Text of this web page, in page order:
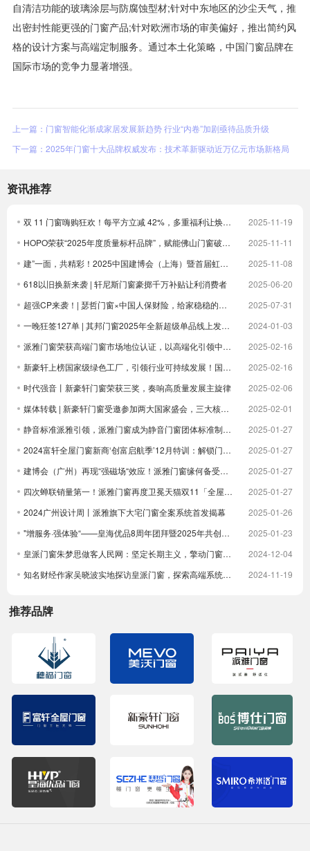
自清洁功能的玻璃涂层与防腐蚀型材;针对中东地区的沙尘天气，推
出密封性能更强的门窗产品;针对欧洲市场的审美偏好，推出简约风
格的设计方案与高端定制服务。通过本土化策略，中国门窗品牌在
国际市场的竞争力显著增强。
上一篇：门窗智能化渐成家居发展新趋势 行业“内卷”加剧亟待品质升级
下一篇：2025年门窗十大品牌权威发布：技术革新驱动近万亿元市场新格局
资讯推荐
双 11 门窗嗨购狂欢！每平方立减 42%，多重福利让焕新更划算！
2025-11-19
HOPO荣获“2025年度质量标杆品牌”，赋能佛山门窗破卷立新
2025-11-11
建”一面，共精彩！2025中国建博会（上海）暨首届虹桥设计周顺利收官！
2025-11-08
618以旧换新来袭 | 轩尼斯门窗豪掷千万补贴让利消费者
2025-06-20
超强CP来袭！| 瑟哲门窗×中国人保财险，给家稳稳的安全感
2025-07-31
一晚狂签127单 | 其邦门窗2025年全新超级单品线上发布圆满成功
2024-01-03
派雅门窗荣获高端门窗市场地位认证，以高端化引领中国门窗新未来| 倒计时
2025-02-16
新豪轩上榜国家级绿色工厂，引领行业可持续发展！国家级荣誉 1！
2025-02-16
时代强音丨新豪轩门窗荣获三奖，奏响高质量发展主旋律
2025-02-06
媒体转载 | 新豪轩门窗受邀参加两大国家盛会，三大核心优势驱动企业发展
2025-02-01
静音标准派雅引领，派雅门窗成为静音门窗团体标准制定者
2025-01-27
2024富轩全屋门窗新商‘创富启航季’12月特训：解锁门窗界新航海图，共铸辉煌未来篇章
2025-01-27
建博会（广州）再现“强磁场“效应！派雅门窗缘何备受青睐？
2025-01-27
四次蝉联销量第一！派雅门窗再度卫冕天猫双11「全屋定制窗类目全周期热销第一」
2025-01-27
2024广州设计周丨派雅旗下大宅门窗全案系统首发揭幕
2025-01-26
"增服务·强体验“——皇海优品8周年团拜暨2025年共创大会圆满举行
2025-01-23
皇派门窗朱梦思做客人民网：坚定长期主义，擎动门窗高质量发展
2024-12-04
知名财经作家吴晓波实地探访皇派门窗，探索高端系统门窗智造实力，深入体验高端隔音门窗
2024-11-19
推荐品牌